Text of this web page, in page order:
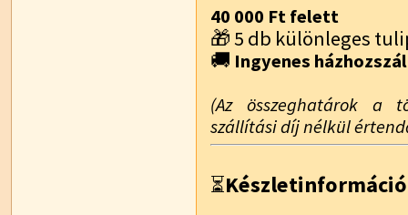
40 000 Ft felett
🎁 5 db különleges
🚚 Ingyenes
(Az összeghatárok a
szállítási díj nélkül
⏳Készletinformáció